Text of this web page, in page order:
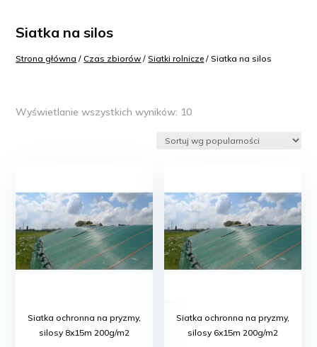
Siatka na silos
Strona główna / Czas zbiorów /Siatki rolnicze / Siatka na silos
Wyświetlanie wszystkich wyników: 10Posortowane
popularności
Siatka ochronna na pryzmy,
silosy 8x15m 200g/m2
Siatka ochronna na pryzmy,
silosy 6x15m 200g/m2